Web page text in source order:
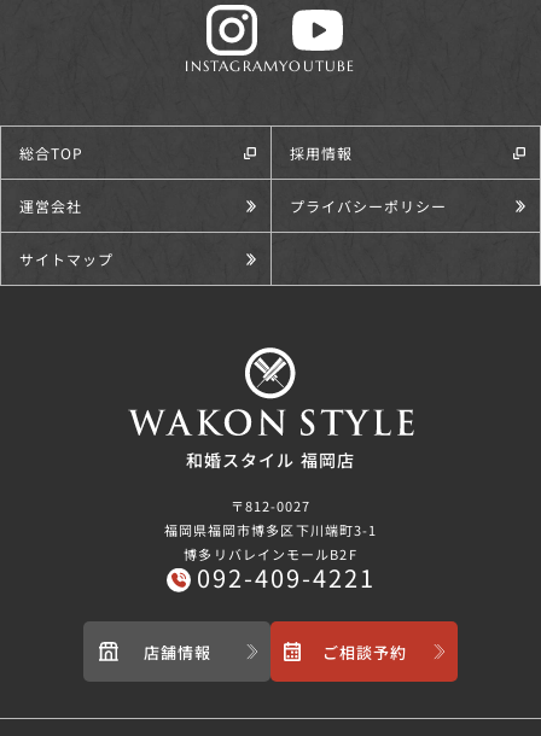
INSTAGRAMYOUTUBE
総合TOP 採用情報
運営会社 プライバシーポリシー
サイトマップ
和婚スタイル 福岡店
〒812-0027
福岡県福岡市博多区下川端町3-1
博多リバレインモールB2F
092-409-4221
店舗情報 ご相談予約